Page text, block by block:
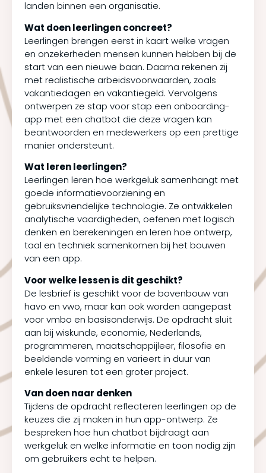
landen binnen een organisatie.
Wat doen leerlingen concreet?
Leerlingen brengen eerst in kaart welke vragen
en onzekerheden mensen kunnen hebben bij de
start van een nieuwe baan. Daarna rekenen zij
met realistische arbeidsvoorwaarden, zoals
vakantiedagen en vakantiegeld. Vervolgens
ontwerpen ze stap voor stap een onboarding-
app met een chatbot die deze vragen kan
beantwoorden en medewerkers op een prettige
manier ondersteunt.
Wat leren leerlingen?
Leerlingen leren hoe werkgeluk samenhangt met
goede informatievoorziening en
gebruiksvriendelijke technologie. Ze ontwikkelen
analytische vaardigheden, oefenen met logisch
denken en berekeningen en leren hoe ontwerp,
taal en techniek samenkomen bij het bouwen
van een app.
Voor welke lessen is dit geschikt?
De lesbrief is geschikt voor de bovenbouw van
havo en vwo, maar kan ook worden aangepast
voor vmbo en basisonderwijs. De opdracht sluit
aan bij wiskunde, economie, Nederlands,
programmeren, maatschappijleer, filosofie en
beeldende vorming en varieert in duur van
enkele lesuren tot een groter project.
Van doen naar denken
Tijdens de opdracht reflecteren leerlingen op de
keuzes die zij maken in hun app-ontwerp. Ze
bespreken hoe hun chatbot bijdraagt aan
werkgeluk en welke informatie en toon nodig zijn
om gebruikers echt te helpen.